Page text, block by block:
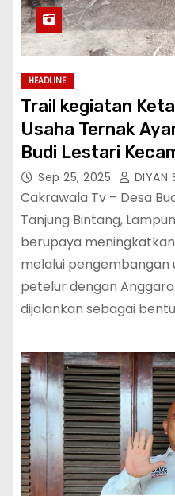
HEADLINE
Trail kegiatan
Usaha Ternak
Budi Lestari
Bintang Lampung
Sep 25, 2025 DIYAN
Cakrawala Tv – Desa
Tanjung Bintang,
berupaya
melalui pengembangan
petelur dengan
dijalankan sebagai